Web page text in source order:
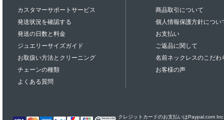
カスタマーサポートサービス
発送状況を確認する
発送の日数と料金
ジュエリーサイズガイド
お取扱い方法とクリーニング
チェーンの種類
よくある質問
商品取引について
個人情報保護方針につい
お支払い
ご返品に関して
名前ネックレスのこだわ
お客様の声
クレジットカードのお支払いはPaypal.com